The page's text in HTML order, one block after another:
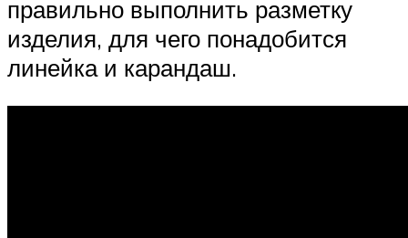
правильно выполнить разметку
изделия, для чего понадобится
линейка и карандаш.